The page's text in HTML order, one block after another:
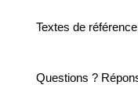
Textes de référence
Questions ?